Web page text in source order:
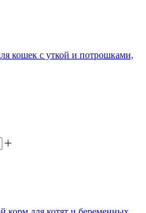
кошек с уткой и потрошками,